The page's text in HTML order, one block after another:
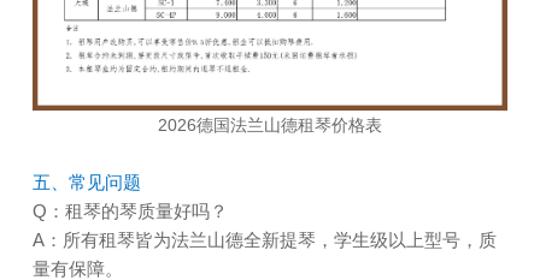
2026德国法兰山德租琴价格表
五、常见问题
Q：租琴的琴质量好吗？
A：所有租琴皆为法兰山德全新提琴，学生级以上型号，质
量有保障。